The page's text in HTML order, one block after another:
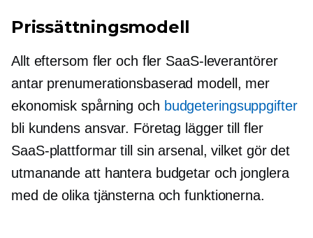
Prissättningsmodell
Allt eftersom fler och fler SaaS-leverantörer
antar prenumerationsbaserad modell, mer
ekonomisk spårning och budgeteringsuppgifter
bli kundens ansvar. Företag lägger till fler
SaaS-plattformar till sin arsenal, vilket gör det
utmanande att hantera budgetar och jonglera
med de olika tjänsterna och funktionerna.